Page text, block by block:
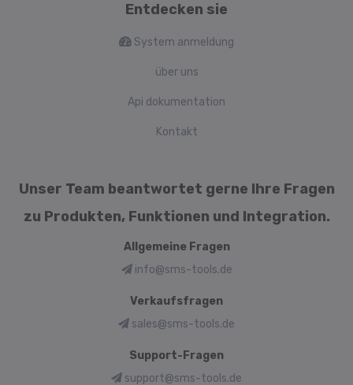
Entdecken sie
System anmeldung
über uns
Api dokumentation
Kontakt
Unser Team beantwortet gerne Ihre Fragen
zu Produkten, Funktionen und Integration.
Allgemeine Fragen
info@sms-tools.de
Verkaufsfragen
sales@sms-tools.de
Support-Fragen
support@sms-tools.de